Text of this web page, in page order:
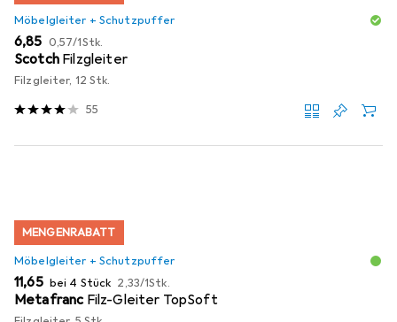
Möbelgleiter + Schutzpuffer
EUR
6,85 EUR
0,57/1Stk.
Scotch Filzgleiter
Filzgleiter, 12 Stk.
55
MENGENRABATT
Möbelgleiter + Schutzpuffer
EUR
11,65 bei 4 Stück EUR
2,33/1Stk.
Metafranc Filz-Gleiter TopSoft